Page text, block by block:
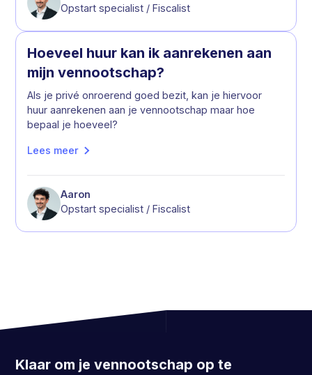
Opstart specialist / Fiscalist
Hoeveel huur kan ik aanrekenen aan
mijn vennootschap?
Als je privé onroerend goed bezit, kan je hiervoor
huur aanrekenen aan je vennootschap maar hoe
bepaal je hoeveel?
Lees meer
Aaron
Opstart specialist / Fiscalist
Klaar om je vennootschap op te